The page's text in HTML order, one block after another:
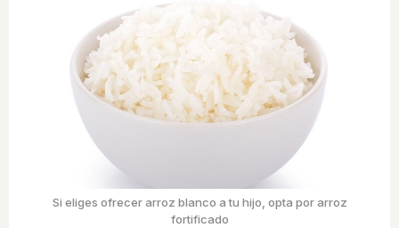
Si eliges ofrecer arroz blanco a tu hijo, opta por arroz
fortificado